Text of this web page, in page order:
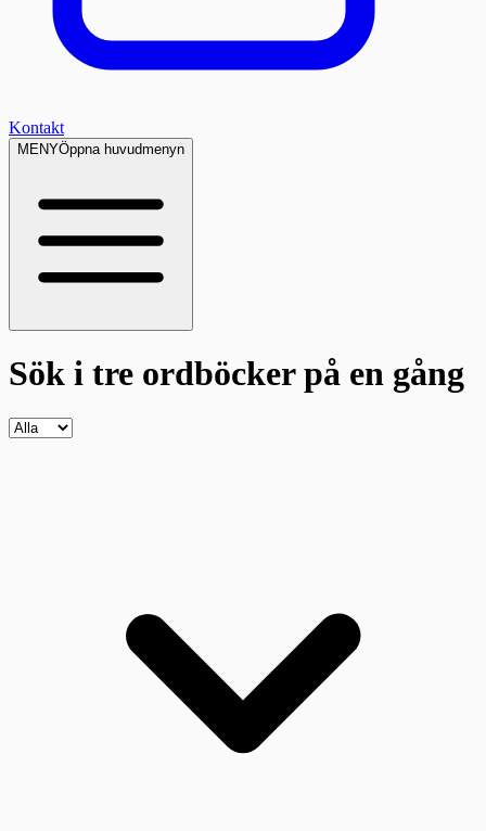
Kontakt
MENYÖppna huvudmenyn
Sök i tre ordböckerpå en gång